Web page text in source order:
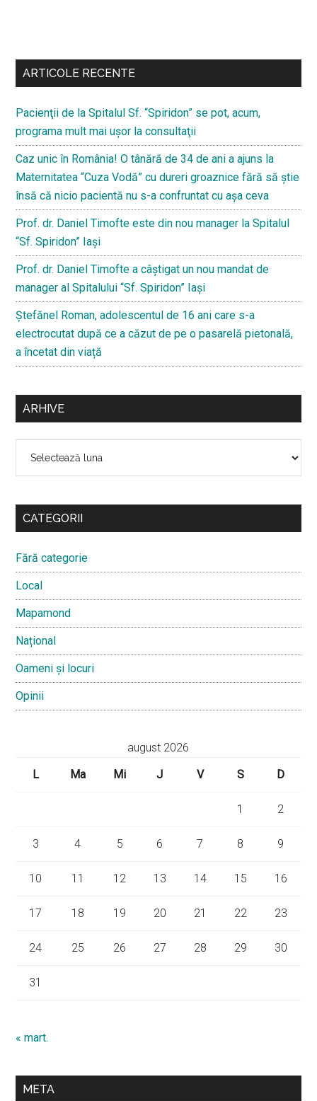
secundara
ARTICOLE RECENTE
Pacienţii de la Spitalul Sf. “Spiridon” se pot, acum,
programa mult mai uşor la consultaţii
Caz unic în România! O tânără de 34 de ani a ajuns la
Maternitatea “Cuza Vodă” cu dureri groaznice fără să ştie
însă că nicio pacientă nu s-a confruntat cu așa ceva
Prof. dr. Daniel Timofte este din nou manager la Spitalul
“Sf. Spiridon” Iaşi
Prof. dr. Daniel Timofte a câștigat un nou mandat de
manager al Spitalului “Sf. Spiridon” Iași
Ştefănel Roman, adolescentul de 16 ani care s-a
electrocutat după ce a căzut de pe o pasarelă pietonală,
a încetat din viață
ARHIVE
CATEGORII
Fără categorie
Local
Mapamond
Național
Oameni și locuri
Opinii
august 2026
L
Ma Mi J V S D
1 2
3 4 5 6 7 8 9
10 11 12 13 14 15 16
17 18 19 20 21 22 23
24 25 26 27 28 29 30
31
« mart.
META